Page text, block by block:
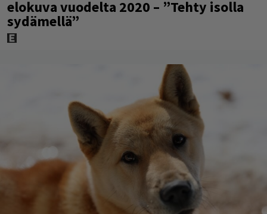
elokuva vuodelta 2020 – ”Tehty isolla
sydämellä”